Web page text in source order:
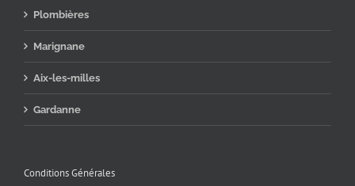
Plombières
Marignane
Aix-les-milles
Gardanne
Conditions Générales